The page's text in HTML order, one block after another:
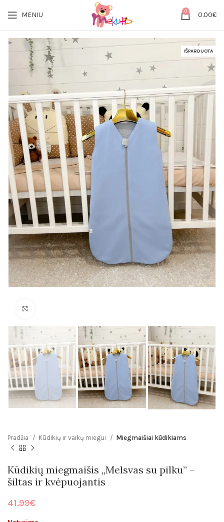
MENIU 0 0.00€
IŠPARDUOTA
Pradžia Kūdikių ir vaikų miegui Miegmaišiai kūdikiams
Kūdikių miegmaišis „Melsvas su pilku” –
šiltas ir kvėpuojantis
41.99€